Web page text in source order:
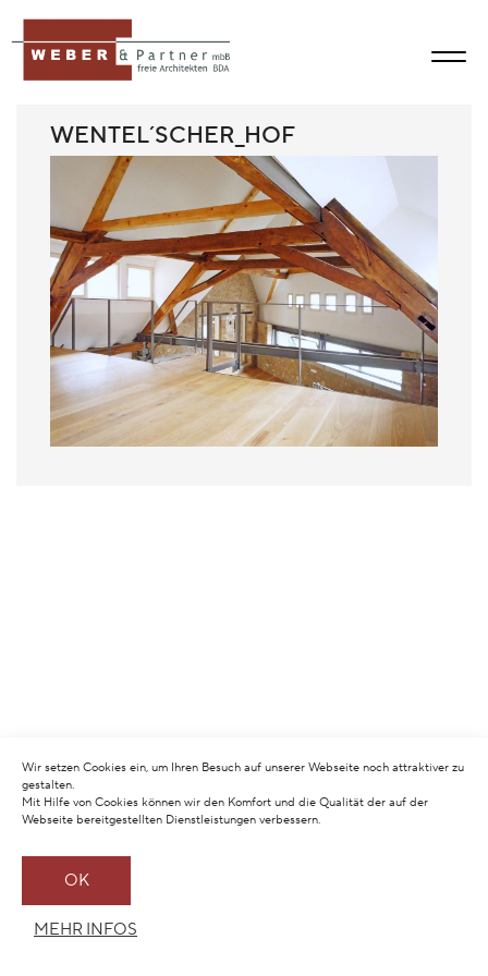
Wir setzen Cookies ein, um Ihren Besuch auf unserer Webseite noch attraktiver zu
gestalten.
Mit Hilfe von Cookies können wir den Komfort und die Qualität der auf der
Webseite bereitgestellten Dienstleistungen verbessern.
OK
MEHR INFOS
WENTEL´SCHER_HOF